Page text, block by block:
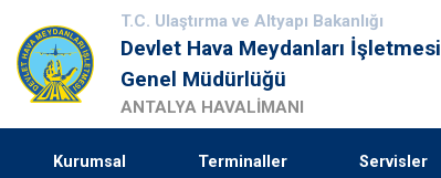
T.C. Ulaştırma ve Altyapı Bakanlığı
Devlet Hava Meydanları İşletmesi
Genel Müdürlüğü
ANTALYA HAVALİMANI
Kurumsal Terminaller Servisler